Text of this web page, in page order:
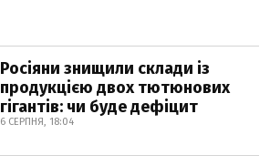
Росіяни знищили склади із
продукцією двох тютюнових
гігантів: чи буде дефіцит
6 СЕРПНЯ, 18:04